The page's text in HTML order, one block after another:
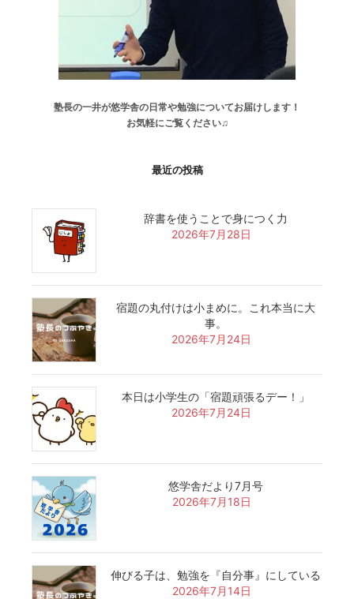
塾長の一井が悠学舎の日常や勉強についてお届けします！
お気軽にご覧ください♫
最近の投稿
辞書を使うことで身につく力
2026年7月28日
宿題の丸付けは小まめに。これ本当に大
事。
2026年7月24日
本日は小学生の「宿題頑張るデー！」
2026年7月24日
悠学舎だより7月号
2026年7月18日
伸びる子は、勉強を『自分事』にしている
2026年7月14日